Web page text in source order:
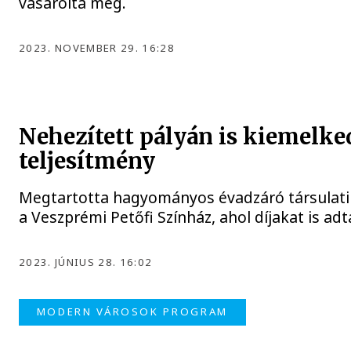
2023. NOVEMBER 29. 16:28
Nehezített pályán is
teljesítmény
Megtartotta hagyományos évadzáró
a Veszprémi Petőfi Színház, ahol díjakat is
2023. JÚNIUS 28. 16:02
MODERN VÁROSOK PROGRAM